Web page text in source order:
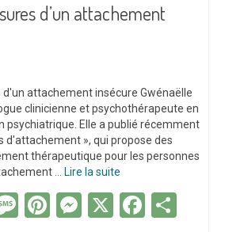
d’un attachement
d'un attachement insécure Gwénaëlle
clinicienne et psychothérapeute en
psychiatrique. Elle a publié récemment
d'attachement », qui propose des
thérapeutique pour les personnes
…
Lire la suite
Message
Pinterest
Messenger
X